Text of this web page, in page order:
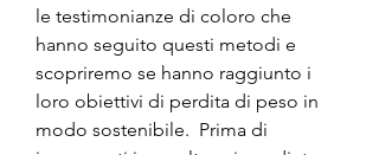
le testimonianze di coloro che
hanno seguito questi metodi e
scopriremo se hanno raggiunto i
loro obiettivi di perdita di peso in
modo sostenibile.  Prima di